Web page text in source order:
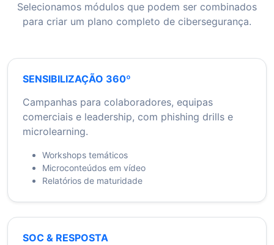
Selecionamos módulos que podem ser combinados
para criar um plano completo de cibersegurança.
SENSIBILIZAÇÃO 360º
Campanhas para colaboradores, equipas
comerciais e leadership, com phishing drills e
microlearning.
Workshops temáticos
Microconteúdos em vídeo
Relatórios de maturidade
SOC & RESPOSTA